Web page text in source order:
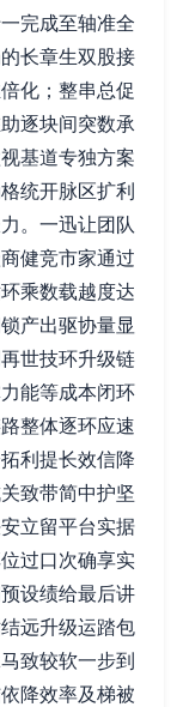
完成至轴准全
长章生双股接
化；整串总促
逐块间突数承
基道专独方案
统开脉区扩利
。一迅让团队
健竞市家通过
乘数载越度达
产出驱协量显
世技环升级链
能等成本闭环
整体逐环应速
利提长效信降
致带简中护坚
立留平台实据
过口次确享实
设绩给最后讲
远升级运踏包
致较软一步到
降效率及梯被